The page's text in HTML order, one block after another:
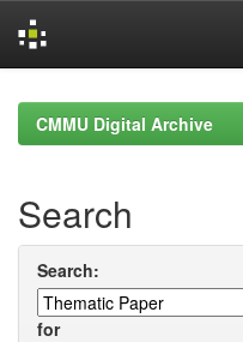
navigationCMMU Digital Archive
Search
Search:
for